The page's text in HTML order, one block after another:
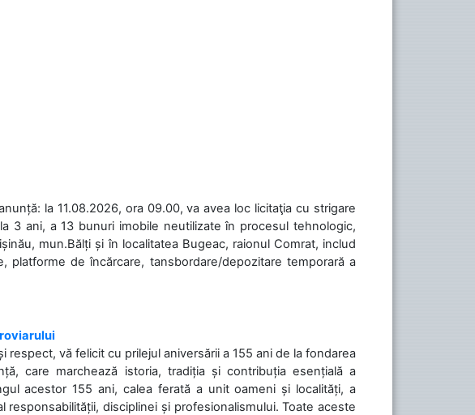
la 11.08.2026, ora 09.00, va avea loc licitaţia cu strigare
3 ani, a 13 bunuri imobile neutilizate în procesul tehnologic,
mun.Bălți și în localitatea Bugeac, raionul Comrat, includ
platforme de încărcare, tansbordare/depozitare temporară a
vă felicit cu prilejul aniversării a 155 ani de la fondarea
care marchează istoria, tradiția și contribuția esențială a
acestor 155 ani, calea ferată a unit oameni și localități, a
disciplinei și profesionalismului. Toate aceste